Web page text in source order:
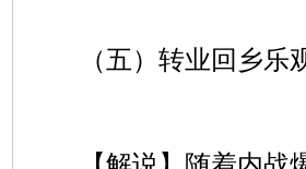
（五）转业回乡乐